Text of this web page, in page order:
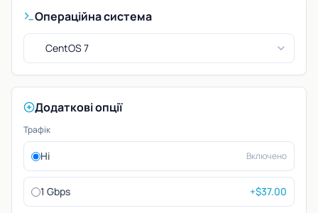
Операційна система
CentOS 7
Додаткові опції
Трафік
Ні Включено
1 Gbps +$37.00